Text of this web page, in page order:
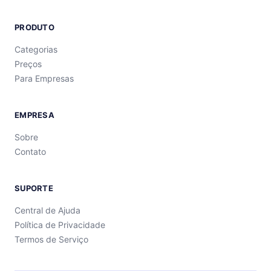
PRODUTO
Categorias
Preços
Para Empresas
EMPRESA
Sobre
Contato
SUPORTE
Central de Ajuda
Política de Privacidade
Termos de Serviço